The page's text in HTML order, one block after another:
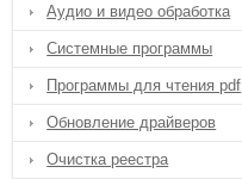
Аудио и видео обработка
Системные программы
Программы для чтения pdf
Обновление драйверов
Очистка реестра